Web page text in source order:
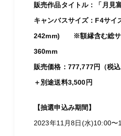
販売作品タイトル：「月見
キャンバスサイズ：F4サイ
242mm) ※額縁含む総サ
360mm
販売価格：777,777円（税
＋別途送料3,500円
【抽選申込み期間】
2023年11月8日(水)10:00〜